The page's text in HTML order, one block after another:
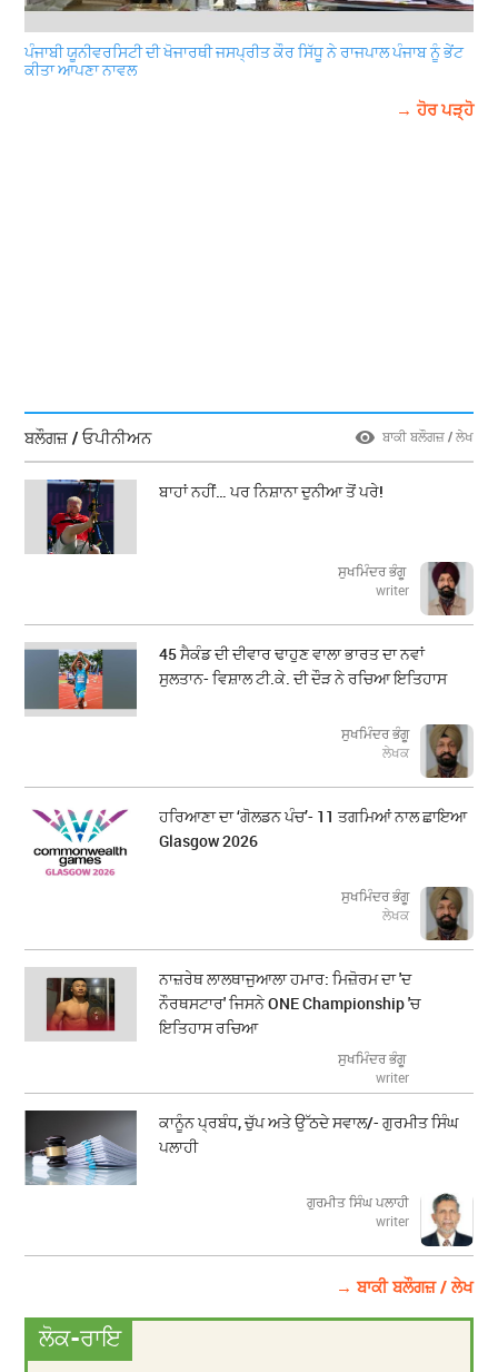
ਪੰਜਾਬੀ ਯੂਨੀਵਰਸਿਟੀ ਦੀ ਖੋਜਾਰਥੀ ਜਸਪ੍ਰੀਤ ਕੌਰ ਸਿੱਧੂ ਨੇ ਰਾਜਪਾਲ ਪੰਜਾਬ ਨੂੰ ਭੇਂਟ
ਕੀਤਾ ਆਪਣਾ ਨਾਵਲ
→ ਹੋਰ ਪੜ੍ਹੋ
ਬਲੌਗਜ਼ / ਓਪੀਨੀਅਨ ਬਾਕੀ ਬਲੌਗਜ਼ / ਲੇਖ
ਬਾਹਾਂ ਨਹੀਂ… ਪਰ ਨਿਸ਼ਾਨਾ ਦੁਨੀਆ ਤੋਂ ਪਰੇ!
ਸੁਖਮਿੰਦਰ ਭੰਗੂ
writer
45 ਸੈਕੰਡ ਦੀ ਦੀਵਾਰ ਢਾਹੁਣ ਵਾਲਾ ਭਾਰਤ ਦਾ ਨਵਾਂ
ਸੁਲਤਾਨ- ਵਿਸ਼ਾਲ ਟੀ.ਕੇ. ਦੀ ਦੌੜ ਨੇ ਰਚਿਆ ਇਤਿਹਾਸ
ਸੁਖਮਿੰਦਰ ਭੰਗੂ
ਲੇਖਕ
ਹਰਿਆਣਾ ਦਾ ‘ਗੋਲਡਨ ਪੰਚ’- 11 ਤਗਮਿਆਂ ਨਾਲ ਛਾਇਆ
Glasgow 2026
ਸੁਖਮਿੰਦਰ ਭੰਗੂ
ਲੇਖਕ
ਨਾਜ਼ਰੇਥ ਲਾਲਥਾਜੁਆਲਾ ਹਮਾਰ: ਮਿਜ਼ੋਰਮ ਦਾ 'ਦ
ਨੌਰਥਸਟਾਰ' ਜਿਸਨੇ ONE Championship 'ਚ
ਇਤਿਹਾਸ ਰਚਿਆ
ਸੁਖਮਿੰਦਰ ਭੰਗੂ
writer
ਕਾਨੂੰਨ ਪ੍ਰਬੰਧ, ਚੁੱਪ ਅਤੇ ਉੱਠਦੇ ਸਵਾਲ/- ਗੁਰਮੀਤ ਸਿੰਘ
ਪਲਾਹੀ
ਗੁਰਮੀਤ ਸਿੰਘ ਪਲਾਹੀ
writer
→ ਬਾਕੀ ਬਲੌਗਜ਼ / ਲੇਖ
ਲੋਕ-ਰਾਇ